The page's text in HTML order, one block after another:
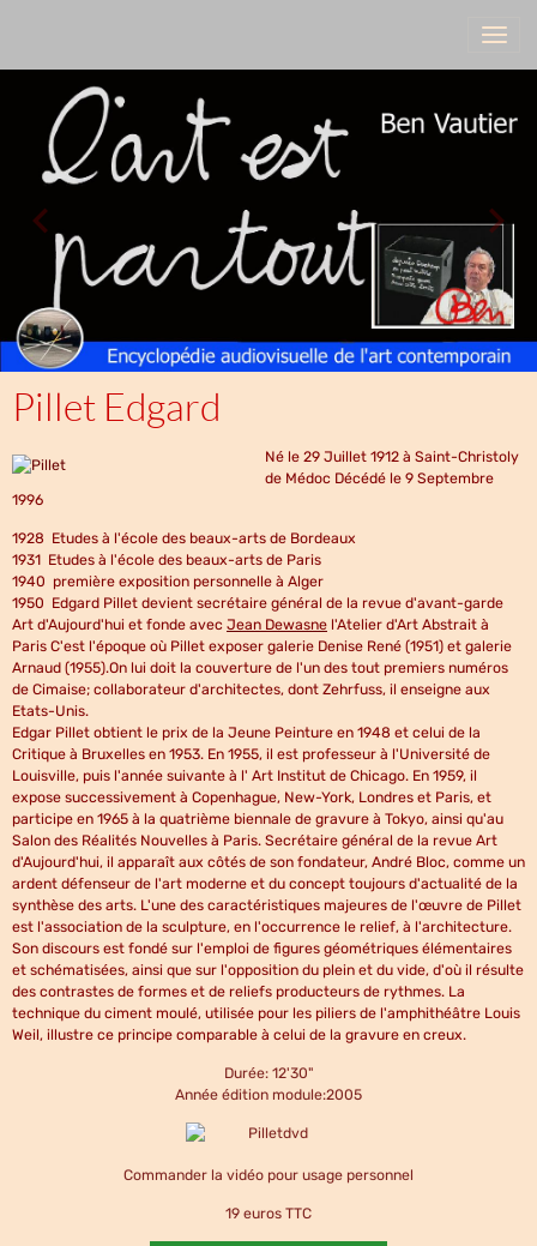
Pillet Edgard
Né le 29 Juillet 1912 à Saint-Christoly
de Médoc Décédé le 9 Septembre
1996
1928 Etudes à l'école des beaux-arts de Bordeaux
1931 Etudes à l'école des beaux-arts de Paris
1940 première exposition personnelle à Alger
1950 Edgard Pillet devient secrétaire général de la revue d'avant-garde
Art d'Aujourd'hui et fonde avec Jean Dewasne l'Atelier d'Art Abstrait à
Paris C'est l'époque où Pillet exposer galerie Denise René (1951) et galerie
Arnaud (1955).On lui doit la couverture de l'un des tout premiers numéros
de Cimaise; collaborateur d'architectes, dont Zehrfuss, il enseigne aux
Etats-Unis.
Edgar Pillet obtient le prix de la Jeune Peinture en 1948 et celui de la
Critique à Bruxelles en 1953. En 1955, il est professeur à l'Université de
Louisville, puis l'année suivante à l' Art Institut de Chicago. En 1959, il
expose successivement à Copenhague, New-York, Londres et Paris, et
participe en 1965 à la quatrième biennale de gravure à Tokyo, ainsi qu'au
Salon des Réalités Nouvelles à Paris. Secrétaire général de la revue Art
d'Aujourd'hui, il apparaît aux côtés de son fondateur, André Bloc, comme un
ardent défenseur de l'art moderne et du concept toujours d'actualité de la
synthèse des arts. L'une des caractéristiques majeures de l'œuvre de Pillet
est l'association de la sculpture, en l'occurrence le relief, à l'architecture.
Son discours est fondé sur l'emploi de figures géométriques élémentaires
et schématisées, ainsi que sur l'opposition du plein et du vide, d'où il résulte
des contrastes de formes et de reliefs producteurs de rythmes. La
technique du ciment moulé, utilisée pour les piliers de l'amphithéâtre Louis
Weil, illustre ce principe comparable à celui de la gravure en creux.
Durée: 12'30"
Année édition module:2005
Commander la vidéo pour usage personnel
19 euros TTC